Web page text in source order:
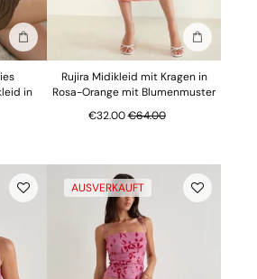
In die Tasche stecken
in
In die
Rujira Midikleid mit Kragen in
Rosa-Orange mit Blumenmuster
€32.00Regulärer Preis
€64.00
AUSVERKAUFT